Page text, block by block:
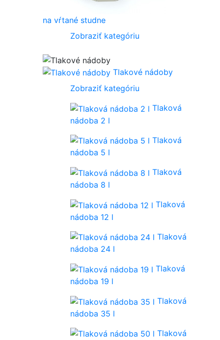
na vŕtané studne
Zobraziť kategóriu
Tlakové nádoby
Zobraziť kategóriu
Tlaková
nádoba 2 l
Tlaková
nádoba 5 l
Tlaková
nádoba 8 l
Tlaková
nádoba 12 l
Tlaková
nádoba 24 l
Tlaková
nádoba 19 l
Tlaková
nádoba 35 l
Tlaková